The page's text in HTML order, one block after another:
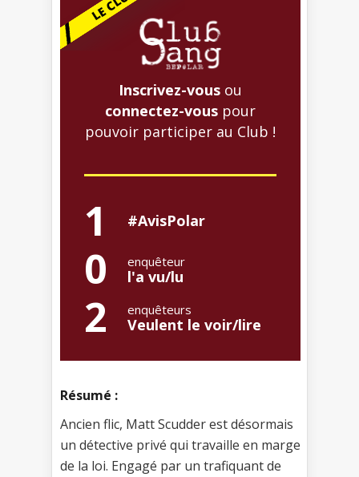
Inscrivez-vous ou
connectez-vous pour
pouvoir participer au Club !
1 #AvisPolar
0 enquêteur
l'a vu/lu
2 enquêteurs
Veulent le voir/lire
Résumé :
Ancien flic, Matt Scudder est désormais
un détective privé qui travaille en marge
de la loi. Engagé par un trafiquant de